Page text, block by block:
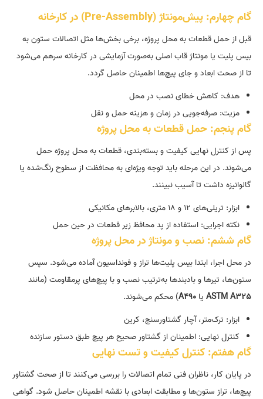
گام چهارم: پیش‌مونتاژ (Pre-Assembly) در کارخانه
قبل از حمل قطعات به محل پروژه، برخی بخش‌ها مثل اتصالات ستون به
بیس پلیت یا مونتاژ قاب اصلی به‌صورت آزمایشی در کارخانه سرهم می‌شود
تا از صحت ابعاد و جای پیچ‌ها اطمینان حاصل گردد.
هدف: کاهش خطای نصب در محل
مزیت: صرفه‌جویی در زمان و هزینه حمل و نقل
گام پنجم: حمل قطعات به محل پروژه
پس از کنترل نهایی کیفیت و بسته‌بندی، قطعات به محل پروژه حمل
می‌شوند. در این مرحله باید توجه ویژه‌ای به محافظت از سطوح رنگ‌شده یا
گالوانیزه داشت تا آسیب نبینند.
ابزار: تریلی‌های ۱۲ و ۱۸ متری، بالابر‌های مکانیکی
نکته اجرایی: استفاده از پد محافظ زیر قطعات در حین حمل
گام ششم: نصب و مونتاژ در محل پروژه
در محل اجرا، ابتدا بیس پلیت‌ها تراز و فونداسیون آماده می‌شود. سپس
ستون‌ها، تیر‌ها و بادبند‌ها به‌ترتیب نصب و با پیچ‌های پرمقاومت (مانند
ASTM A325 یا A490) محکم می‌شوند.
ابزار: ترک‌متر، آچار گشتاورسنج، کرین
کنترل نهایی: اطمینان از گشتاور صحیح هر پیچ طبق دستور سازنده
گام هفتم: کنترل کیفیت و تست نهایی
در پایان کار، ناظران فنی تمام اتصالات را بررسی می‌کنند تا از صحت گشتاور
پیچ‌ها، تراز ستون‌ها و مطابقت ابعادی با نقشه اطمینان حاصل شود. گواهی